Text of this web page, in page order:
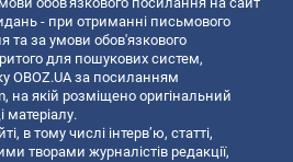
- при отриманні письмового
та за умови обов'язкового
для пошукових систем,
OBOZ.UA за посиланням
, на якій розміщено оригінальний
матеріалу.
в тому числі інтерв’ю, статті,
творами журналістів редакції,